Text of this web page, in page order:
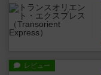
レビュー